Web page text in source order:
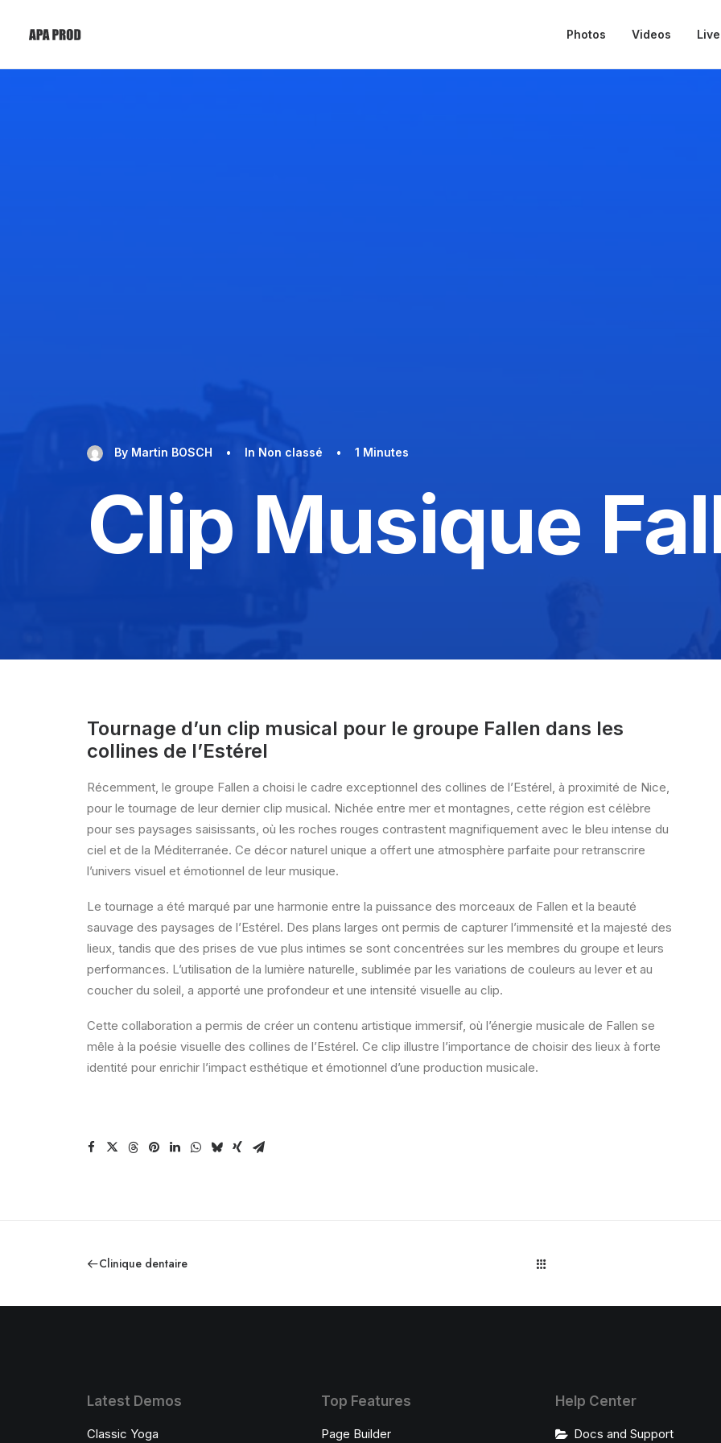
Photos Videos Live
By Martin BOSCH • In Non classé • 1 Minutes
Clip Musique
Tournage d’un clip musical pour le groupe Fallen dans les
collines de l’Estérel
Récemment, le groupe Fallen a choisi le cadre exceptionnel des collines de l’Estérel, à proximité de Nice,
pour le tournage de leur dernier clip musical. Nichée entre mer et montagnes, cette région est célèbre
pour ses paysages saisissants, où les roches rouges contrastent magnifiquement avec le bleu intense du
ciel et de la Méditerranée. Ce décor naturel unique a offert une atmosphère parfaite pour retranscrire
l’univers visuel et émotionnel de leur musique.
Le tournage a été marqué par une harmonie entre la puissance des morceaux de Fallen et la beauté
sauvage des paysages de l’Estérel. Des plans larges ont permis de capturer l’immensité et la majesté des
lieux, tandis que des prises de vue plus intimes se sont concentrées sur les membres du groupe et leurs
performances. L’utilisation de la lumière naturelle, sublimée par les variations de couleurs au lever et au
coucher du soleil, a apporté une profondeur et une intensité visuelle au clip.
Cette collaboration a permis de créer un contenu artistique immersif, où l’énergie musicale de Fallen se
mêle à la poésie visuelle des collines de l’Estérel. Ce clip illustre l’importance de choisir des lieux à forte
identité pour enrichir l’impact esthétique et émotionnel d’une production musicale.
Clinique dentaire
Latest Demos
Classic Yoga
Top Features
Page Builder
Help Center
Docs and Support